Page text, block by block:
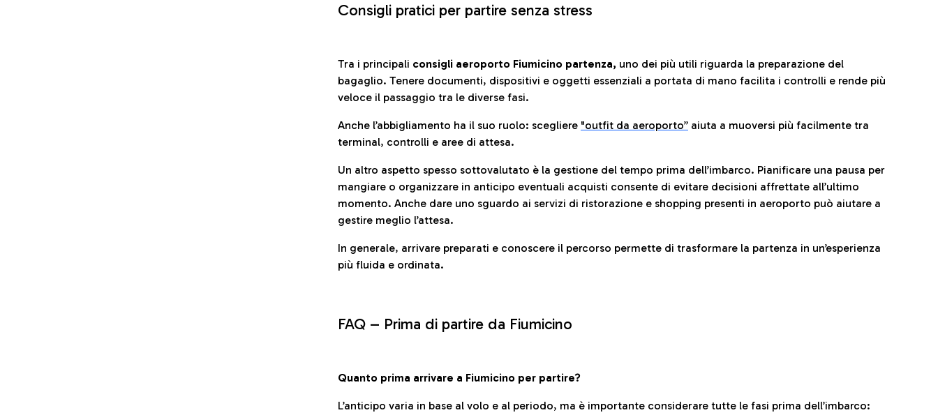
Consigli pratici per partire senza stress
Tra i principali consigli aeroporto Fiumicino partenza, uno dei più utili riguarda la preparazione del
bagaglio. Tenere documenti, dispositivi e oggetti essenziali a portata di mano facilita i controlli e rende più
veloce il passaggio tra le diverse fasi.
Anche l’abbigliamento ha il suo ruolo: scegliere "outfit da aeroporto” aiuta a muoversi più facilmente tra
terminal, controlli e aree di attesa.
Un altro aspetto spesso sottovalutato è la gestione del tempo prima dell’imbarco. Pianificare una pausa per
mangiare o organizzare in anticipo eventuali acquisti consente di evitare decisioni affrettate all’ultimo
momento. Anche dare uno sguardo ai servizi di ristorazione e shopping presenti in aeroporto può aiutare a
gestire meglio l’attesa.
In generale, arrivare preparati e conoscere il percorso permette di trasformare la partenza in un’esperienza
più fluida e ordinata.
FAQ – Prima di partire da Fiumicino
Quanto prima arrivare a Fiumicino per partire?
L’anticipo varia in base al volo e al periodo, ma è importante considerare tutte le fasi prima dell’imbarco: